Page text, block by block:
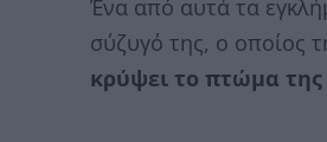
Ένα από αυτά τα
σύζυγό της, ο οποίος
κρύψει το πτώμα